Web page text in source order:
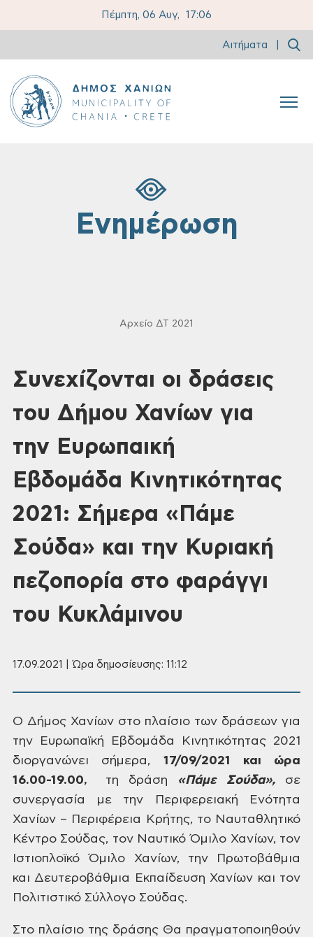
Πέμπτη, 06 Αυγ, 17:06
Αιτήματα
Ενημέρωση
Αρχείο ΔΤ 2021
Συνεχίζονται οι δράσεις
του Δήμου Χανίων για
την Ευρωπαική
Εβδομάδα Κινητικότητας
2021: Σήμερα «Πάμε
Σούδα» και την Κυριακή
πεζοπορία στο φαράγγι
του Κυκλάμινου
17.09.2021 | Ώρα δημοσίευσης: 11:12
Ο Δήμος Χανίων στο πλαίσιο των δράσεων για
την Ευρωπαϊκή Εβδομάδα Κινητικότητας 2021
διοργανώνει σήμερα, 17/09/2021 και ώρα
16.00-19.00, τη δράση «Πάμε Σούδα», σε
συνεργασία με την Περιφερειακή Ενότητα
Χανίων – Περιφέρεια Κρήτης, το Ναυταθλητικό
Κέντρο Σούδας, τον Ναυτικό Όμιλο Χανίων, τον
Ιστιοπλοϊκό Όμιλο Χανίων, την Πρωτοβάθμια
και Δευτεροβάθμια Εκπαίδευση Χανίων και τον
Πολιτιστικό Σύλλογο Σούδας.
Στο πλαίσιο της δράσης Θα πραγματοποιηθούν